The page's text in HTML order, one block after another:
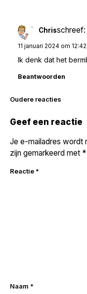
Chrisschreef:
11 januari 2024 om
Ik denk dat het
Beantwoorden
Reacties
Oudere reacties
Geef een reactie
Je e-mailadres wordt
zijn gemarkeerd met *
Reactie *
Naam *